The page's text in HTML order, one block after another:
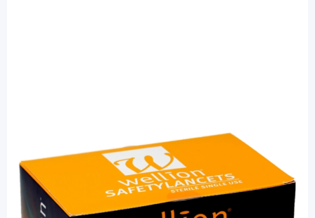
Wellion SafetyLancets 28G - Sicherheits
Lanzetten / 200 Stück
PZN: 00866231 / Diashop.de Kat.-Nr.110553
Lieferzeit 3-7 Werktage